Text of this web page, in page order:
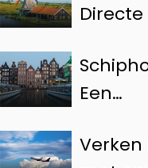
van
Een
langs